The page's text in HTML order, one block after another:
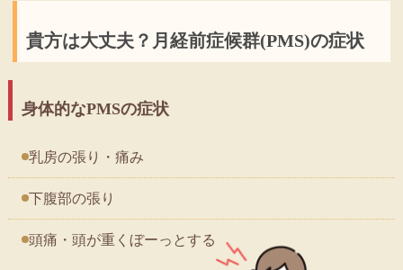
貴方は大丈夫？月経前症候群(PMS)の症状
身体的なPMSの症状
乳房の張り・痛み
下腹部の張り
頭痛・頭が重くぼーっとする